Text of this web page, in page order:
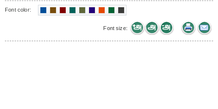
Font color:
Font size: